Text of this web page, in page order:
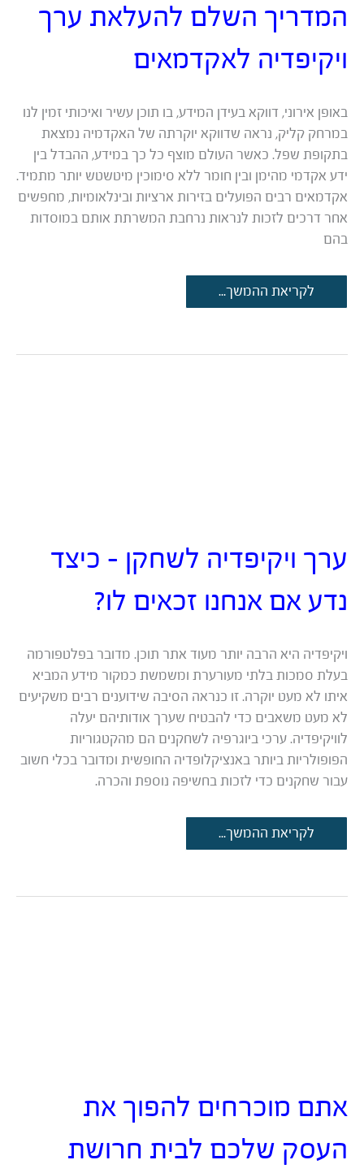
המדריך השלם להעלאת ערך
ויקיפדיה לאקדמאים
באופן אירוני, דווקא בעידן המידע, בו תוכן עשיר ואיכותי זמין לנו
במרחק קליק, נראה שדווקא יוקרתה של האקדמיה נמצאת
בתקופת שפל. כאשר העולם מוצף כל כך במידע, ההבדל בין
ידע אקדמי מהימן ובין חומר ללא סימוכין מיטשטש יותר מתמיד.
אקדמאים רבים הפועלים בזירות ארציות ובינלאומיות, מחפשים
אחר דרכים לזכות לנראות נרחבת המשרתת אותם במוסדות
בהם
המדריך
השלם
ויקיפדיה
לקריאת ההמשך...
ערך ויקיפדיה לשחקן – כיצד
נדע אם אנחנו זכאים לו?
ויקיפדיה היא הרבה יותר מעוד אתר תוכן. מדובר בפלטפורמה
בעלת סמכות בלתי מעורערת ומשמשת כמקור מידע המביא
איתו לא מעט יוקרה. זו כנראה הסיבה שידוענים רבים משקיעים
לא מעט משאבים כדי להבטיח שערך אודותיהם יעלה
לוויקיפדיה. ערכי ביוגרפיה לשחקנים הם מהקטגוריות
הפופולריות ביותר באנציקלופדיה החופשית ומדובר בכלי חשוב
עבור שחקנים כדי לזכות בחשיפה נוספת והכרה.
ערך
ויקיפדיה
כיצד
לקריאת ההמשך...
אתם מוכרחים להפוך את
העסק שלכם לבית חרושת